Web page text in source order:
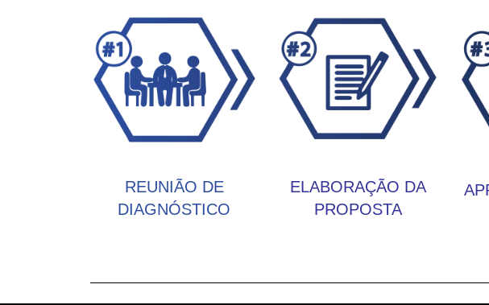
REUNIÃO DE
DIAGNÓSTICO
ELABORAÇÃO DA
PROPOSTA